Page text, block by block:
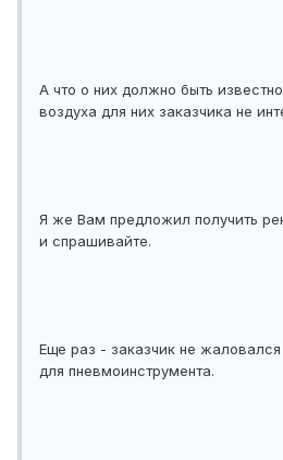
А что о них должно быть
воздуха для них заказчика не
Я же Вам предложил получить
и спрашивайте.
Еще раз - заказчик не
для пневмоинструмента.